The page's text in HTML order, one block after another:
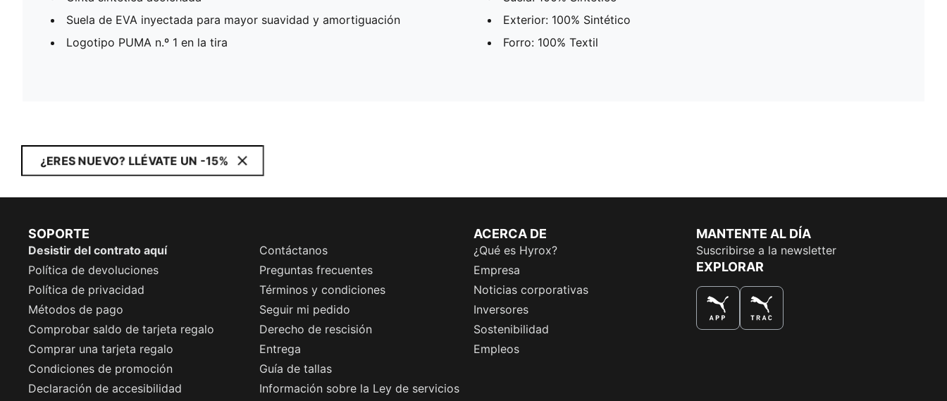
Suela de EVA inyectada para mayor suavidad y amortiguación
Logotipo PUMA n.º 1 en la tira
Exterior: 100% Sintético
Forro: 100% Textil
¿ERES NUEVO? LLÉVATE UN -15%
SOPORTE
Desistir del contrato aquí
Contáctanos
Política de devoluciones
Preguntas frecuentes
Política de privacidad
Términos y condiciones
Métodos de pago
Seguir mi pedido
Comprobar saldo de tarjeta regalo
Derecho de rescisión
Comprar una tarjeta regalo
Entrega
Condiciones de promoción
Guía de tallas
Declaración de accesibilidad
Información sobre la Ley de servicios
ACERCA DE
¿Qué es Hyrox?
Empresa
Noticias corporativas
Inversores
Sostenibilidad
Empleos
MANTENTE AL DÍA
Suscribirse a la newsletter
EXPLORAR